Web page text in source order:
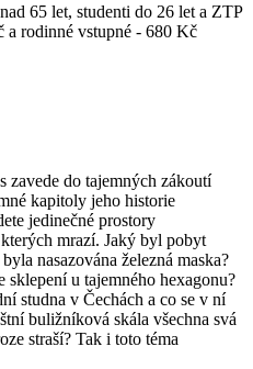
65 let, studenti do 26 let a ZTP
rodinné vstupné - 680 Kč
zavede do tajemných zákoutí
kapitoly jeho historie
jedinečné prostory
mrazí. Jaký byl pobyt
nasazována železná maska?
sklepení u tajemného hexagonu?
studna v Čechách a co se v ní
buližníková skála všechna svá
straší? Tak i toto téma